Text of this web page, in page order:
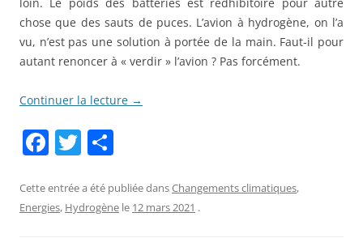
chose que des sauts de puces. L’avion à hydrogène, on l’a
vu, n’est pas une solution à portée de la main. Faut-il pour
autant renoncer à « verdir » l’avion ? Pas forcément.
Continuer la lecture →
F
c
e
T
itt
er
ta
g
Cette entrée a été publiée dansChangements climatiques,
Energies, Hydrogène le 12 mars 2021 .